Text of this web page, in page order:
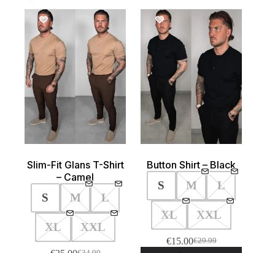
SALE!
Slim-Fit Glans T-Shirt
– Camel
S M L
XL XXL
SALE!
Button Shirt – Black
S M L
XL XXL
€29.99
Oorspronkelijke
€15.00Huidige